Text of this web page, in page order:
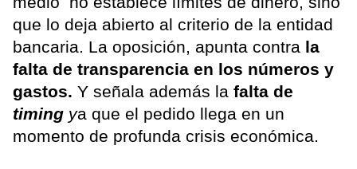
que lo deja abierto al criterio de la entidad
bancaria. La oposición, apunta contra la
falta de transparencia en los números y
gastos. Y señala además la falta de
timing ya que el pedido llega en un
momento de profunda crisis económica.